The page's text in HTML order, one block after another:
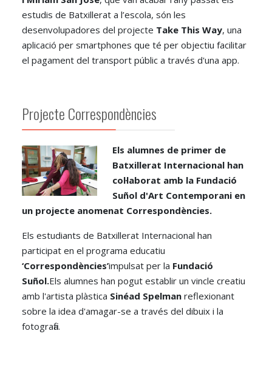
estudis de Batxillerat a l’escola, són les
desenvolupadores del projecte Take This Way, una
aplicació per smartphones que té per objectiu facilitar
el pagament del transport públic a través d'una app.
Projecte Correspondències
Els alumnes de primer de
Batxillerat Internacional han
col·laborat amb la Fundació
Suñol d'Art Contemporani en
un projecte anomenat Correspondències.
Els estudiants de Batxillerat Internacional han
participat en el programa educatiu
‘Correspondències’impulsat per la Fundació
Suñol.Els alumnes han pogut establir un vincle creatiu
amb l'artista plàstica Sinéad Spelman reflexionant
sobre la idea d'amagar-se a través del dibuix i la
fotografia.